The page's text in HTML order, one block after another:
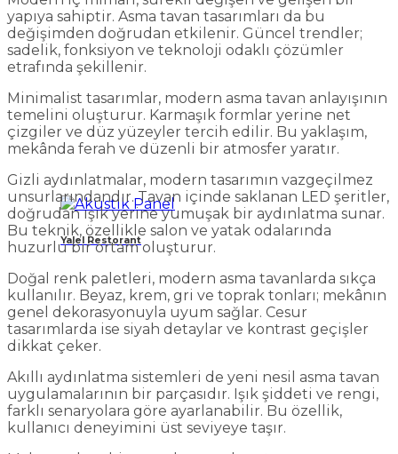
Yalel Restorant
yapıya sahiptir. Asma tavan tasarımları da bu
değişimden doğrudan etkilenir. Güncel trendler;
sadelik, fonksiyon ve teknoloji odaklı çözümler
etrafında şekillenir.
Minimalist tasarımlar, modern asma tavan anlayışının
temelini oluşturur. Karmaşık formlar yerine net
çizgiler ve düz yüzeyler tercih edilir. Bu yaklaşım,
mekânda ferah ve düzenli bir atmosfer yaratır.
Gizli aydınlatmalar, modern tasarımın vazgeçilmez
unsurlarındandır. Tavan içinde saklanan LED şeritler,
doğrudan ışık yerine yumuşak bir aydınlatma sunar.
Bu teknik, özellikle salon ve yatak odalarında
huzurlu bir ortam oluşturur.
Doğal renk paletleri, modern asma tavanlarda sıkça
kullanılır. Beyaz, krem, gri ve toprak tonları; mekânın
genel dekorasyonuyla uyum sağlar. Cesur
tasarımlarda ise siyah detaylar ve kontrast geçişler
dikkat çeker.
Akıllı aydınlatma sistemleri de yeni nesil asma tavan
uygulamalarının bir parçasıdır. Işık şiddeti ve rengi,
farklı senaryolara göre ayarlanabilir. Bu özellik,
kullanıcı deneyimini üst seviyeye taşır.